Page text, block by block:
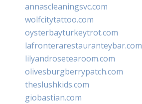
annascleaningsvc.com
wolfcitytattoo.com
oysterbayturkeytrot.com
lafronterarestauranteybar.com
lilyandrosetearoom.com
olivesburgberrypatch.com
theslushkids.com
giobastian.com